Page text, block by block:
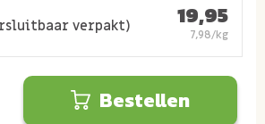
verpakt) 19,95
7,98/kg
Bestellen